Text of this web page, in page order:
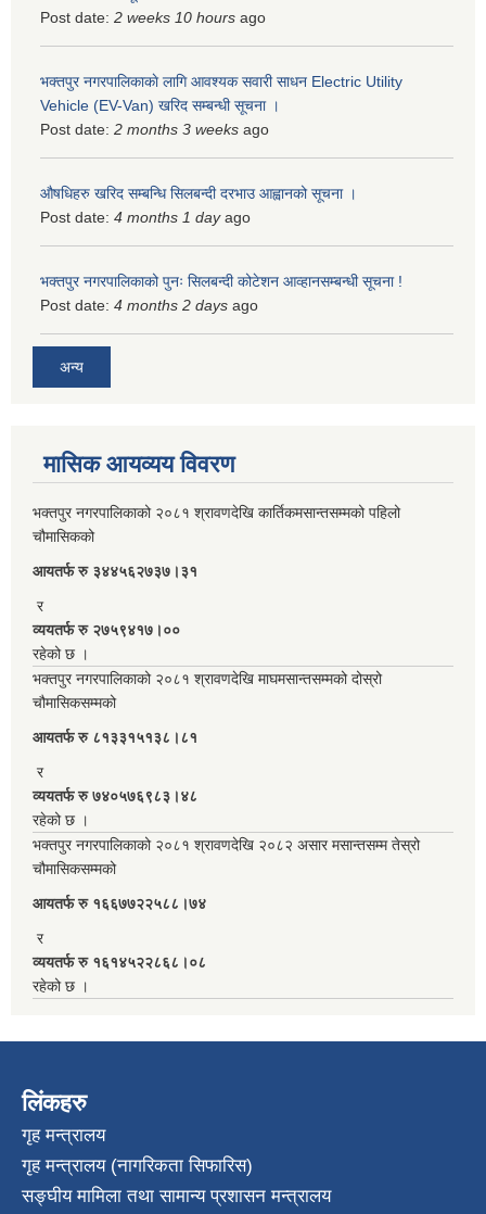
Post date: 2 weeks 10 hours ago
भक्तपुर नगरपालिकाकाे लागि आवश्यक सवारी साधन Electric Utility
Vehicle (EV-Van) खरिद सम्बन्धी सूचना ।
Post date: 2 months 3 weeks ago
औषधिहरु खरिद सम्बन्धि सिलबन्दी दरभाउ आह्वानको सूचना ।
Post date: 4 months 1 dayago
भक्तपुर नगरपालिकाको पुनः सिलबन्दी कोटेशन आव्हानसम्बन्धी सूचना !
Post date: 4 months 2 days ago
अन्य
मासिक आयव्यय विवरण
भक्तपुर नगरपालिकाको २०८१ श्रावणदेखि कार्तिकमसान्तसम्मको पहिलो
चौमासिकको
आयतर्फ रु‌ ३४४५६२७३७।३१
र
व्ययतर्फ रु २७५९४१७।००
रहेको छ ।
भक्तपुर नगरपालिकाको २०८१ श्रावणदेखि माघमसान्तसम्मको दोस्रो
चौमासिकसम्मको
आयतर्फ रु‌ ८१३३१५१३८।८१
र
व्ययतर्फ रु ७४०५७६९८३।४८
रहेको छ ।
भक्तपुर नगरपालिकाको २०८१ श्रावणदेखि २०८२ असार मसान्तसम्म तेस्रो
चौमासिकसम्मको
आयतर्फ रु‌ १६६७७२२५८८।७४
र
व्ययतर्फ रु १६१४५२२८६८।०८
रहेको छ ।
लिंकहरु
गृह मन्त्रालय
गृह मन्त्रालय (नागरिकता सिफारिस)
सङ्घीय मामिला तथा सामान्य प्रशासन मन्त्रालय